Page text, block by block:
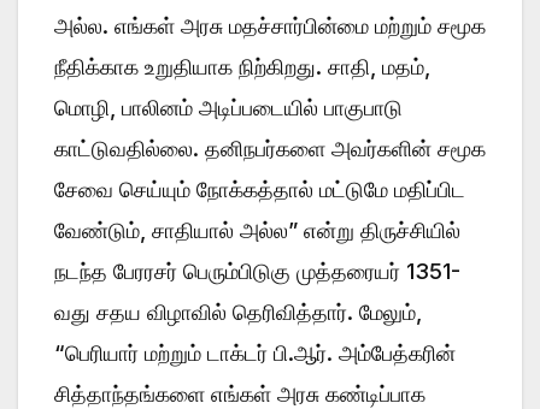
அல்ல. எங்கள் அரசு மதச்சார்பின்மை மற்றும் சமூக
நீதிக்காக உறுதியாக நிற்கிறது. சாதி, மதம்,
மொழி, பாலினம் அடிப்படையில் பாகுபாடு
காட்டுவதில்லை. தனிநபர்களை அவர்களின் சமூக
சேவை செய்யும் நோக்கத்தால் மட்டுமே மதிப்பிட
வேண்டும், சாதியால் அல்ல” என்று திருச்சியில்
நடந்த பேரரசர் பெரும்பிடுகு முத்தரையர் 1351-
வது சதய விழாவில் தெரிவித்தார். மேலும்,
“பெரியார் மற்றும் டாக்டர் பி.ஆர். அம்பேத்கரின்
சித்தாந்தங்களை எங்கள் அரசு கண்டிப்பாக